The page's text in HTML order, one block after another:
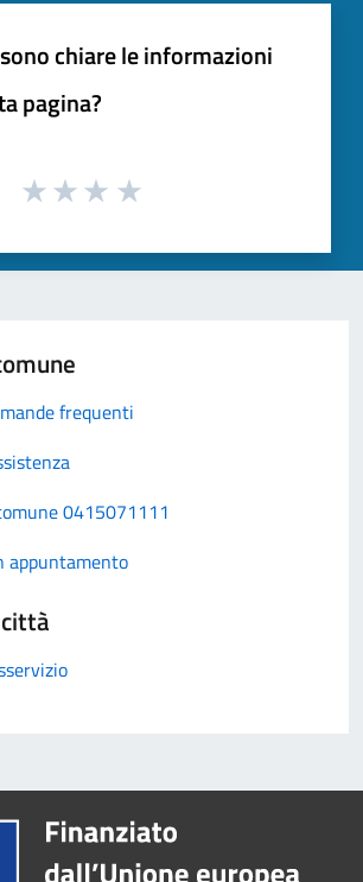
chiare le informazioni
pagina?
frequenti
0415071111
appuntamento